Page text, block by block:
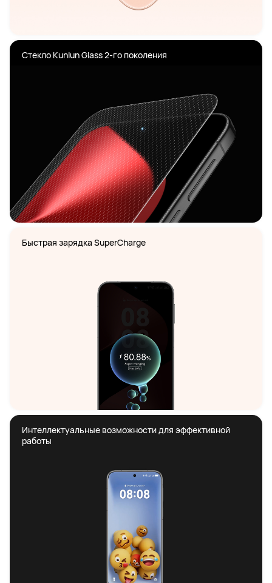
Стекло Kunlun Glass 2-го поколения
Быстрая зарядка SuperCharge
Интеллектуальные возможности для эффективной
работы